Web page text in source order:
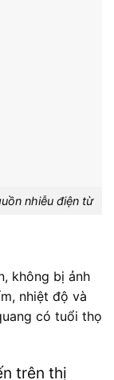
nhiễu điện từ
không bị ảnh
nhiệt độ và
có tuổi thọ
trên thị